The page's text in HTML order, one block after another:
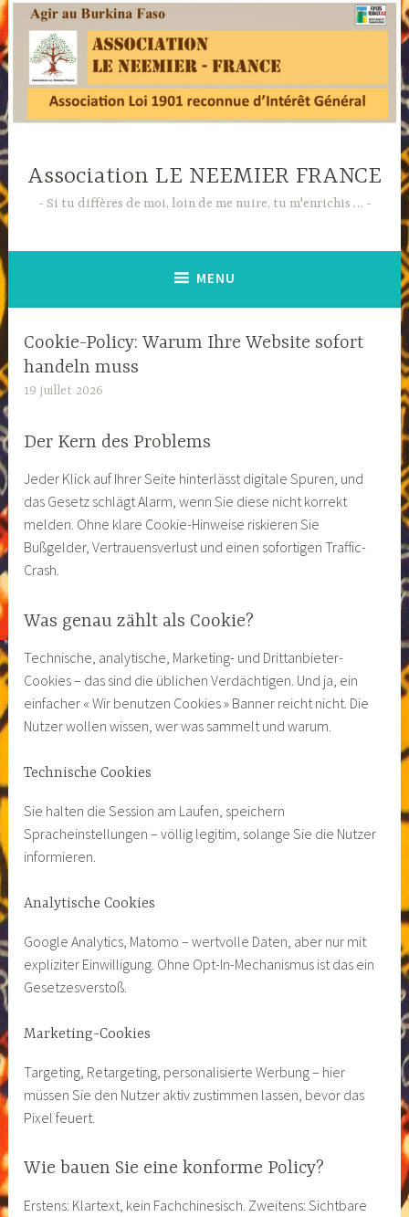
Accéder
au
contenu
principal
Association LE NEEMIER FRANCE
Si tu diffères de moi, loin de me nuire, tu m'enrichis …
MENU
Cookie-Policy: Warum Ihre Website sofort
handeln muss
19 juillet 2026
Der Kern des Problems
Jeder Klick auf Ihrer Seite hinterlässt digitale Spuren, und
das Gesetz schlägt Alarm, wenn Sie diese nicht korrekt
melden. Ohne klare Cookie-Hinweise riskieren Sie
Bußgelder, Vertrauensverlust und einen sofortigen Traffic-
Crash.
Was genau zählt als Cookie?
Technische, analytische, Marketing- und Drittanbieter-
Cookies – das sind die üblichen Verdächtigen. Und ja, ein
einfacher « Wir benutzen Cookies » Banner reicht nicht. Die
Nutzer wollen wissen, wer was sammelt und warum.
Technische Cookies
Sie halten die Session am Laufen, speichern
Spracheinstellungen – völlig legitim, solange Sie die Nutzer
informieren.
Analytische Cookies
Google Analytics, Matomo – wertvolle Daten, aber nur mit
expliziter Einwilligung. Ohne Opt-In-Mechanismus ist das ein
Gesetzesverstoß.
Marketing-Cookies
Targeting, Retargeting, personalisierte Werbung – hier
müssen Sie den Nutzer aktiv zustimmen lassen, bevor das
Pixel feuert.
Wie bauen Sie eine konforme Policy?
Erstens: Klartext, kein Fachchinesisch. Zweitens: Sichtbare